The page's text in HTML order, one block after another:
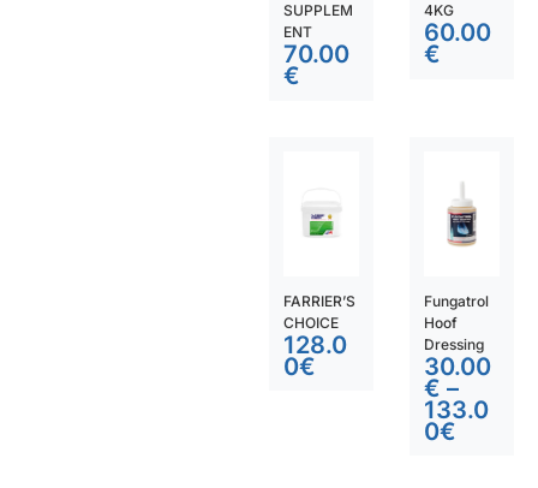
SUPPLEM
ENT
70.00
€
4KG
60.00
€
FARRIER’S
CHOICE
128.0
0€
Fungatrol
Hoof
Dressing
30.00
€ –
133.0
0€